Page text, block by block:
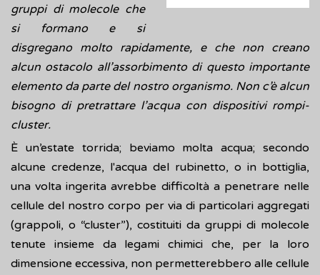
gruppi di molecole che
si formano e si
disgregano molto rapidamente, e che non creano
alcun ostacolo all’assorbimento di questo importante
elemento da parte del nostro organismo. Non c’è alcun
bisogno di pretrattare l’acqua con dispositivi rompi-
cluster.
È un’estate torrida; beviamo molta acqua; secondo
alcune credenze, l'acqua del rubinetto, o in bottiglia,
una volta ingerita avrebbe difficoltà a penetrare nelle
cellule del nostro corpo per via di particolari aggregati
(grappoli, o “cluster”), costituiti da gruppi di molecole
tenute insieme da legami chimici che, per la loro
dimensione eccessiva, non permetterebbero alle cellule